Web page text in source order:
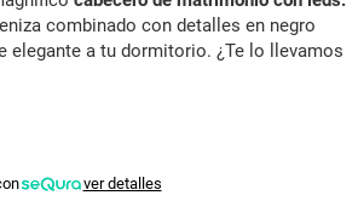
combinado con detalles en negro
elegante a tu dormitorio. ¿Te lo llevamos
ver detalles